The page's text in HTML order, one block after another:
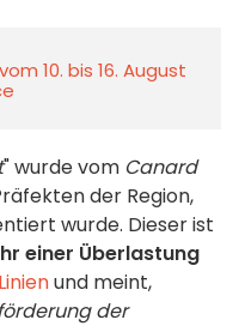
10. bis 16. August
" wurde vom Canard
der Region,
wurde. Dieser ist
einer Überlastung
und meint,
der